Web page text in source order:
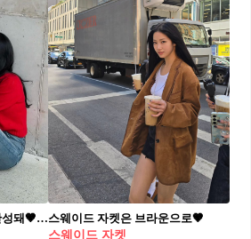
수지의 가을은 셀린느로 완성돼🤎 매일 들어도 질리지 않는 셀린느 백 2가지👜🍁 데일리에 들기 좋은 가방, 지금 소개해드릴게요. 1. 셀린느 소프트 쇼퍼 백, 200만 원대 트리옹프 패턴의 캔버스에 디테일을 더한 셀린느의 쇼퍼 백입니다. 여유로운 크기와 부드러운 쉐입으로 실용성을 갖췄는데요. 레드 니트와 데님 팬츠를 매치해 클래식한 데일리룩을 완성할 수 있습니다. 2. 셀린느 클래식 트리옹프 백, 550만 원대 카프스킨 소재로 제작된 셀린느의 미니 스퀘어 백입니다. 전면의 트리옹프 로고 장식이 포인트로, 클래식하면서도 세련된 분위기를 연출하는데요. 브라운 재킷과 데님 팬츠를 매치해 가을 데일리룩을 완성했습니다.스웨이드 자켓은 브라운으로🤎
스웨이드 자켓